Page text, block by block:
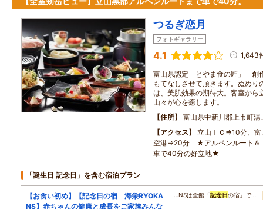
つるぎ恋月
フォトギャラリー
4.1 1,643
富山県認定「とやま食の匠」「創
もてなしさせて頂きます。ぬめり
は、美肌効果の期待大。客室から
山々が心を癒します。
住所
富山県中新川郡上市町湯
アクセス
立山ＩＣ⇒10分、
空港⇒20分 ★アルペンルート＆
車で40分の好立地★
「誕生日 記念日」を含む宿泊プラン
【お食い初め】【記念日の宿 海栄RYOKA
NS】赤ちゃんの健康と成長をご家族みんな
…NSは全館「記念日の宿」で…